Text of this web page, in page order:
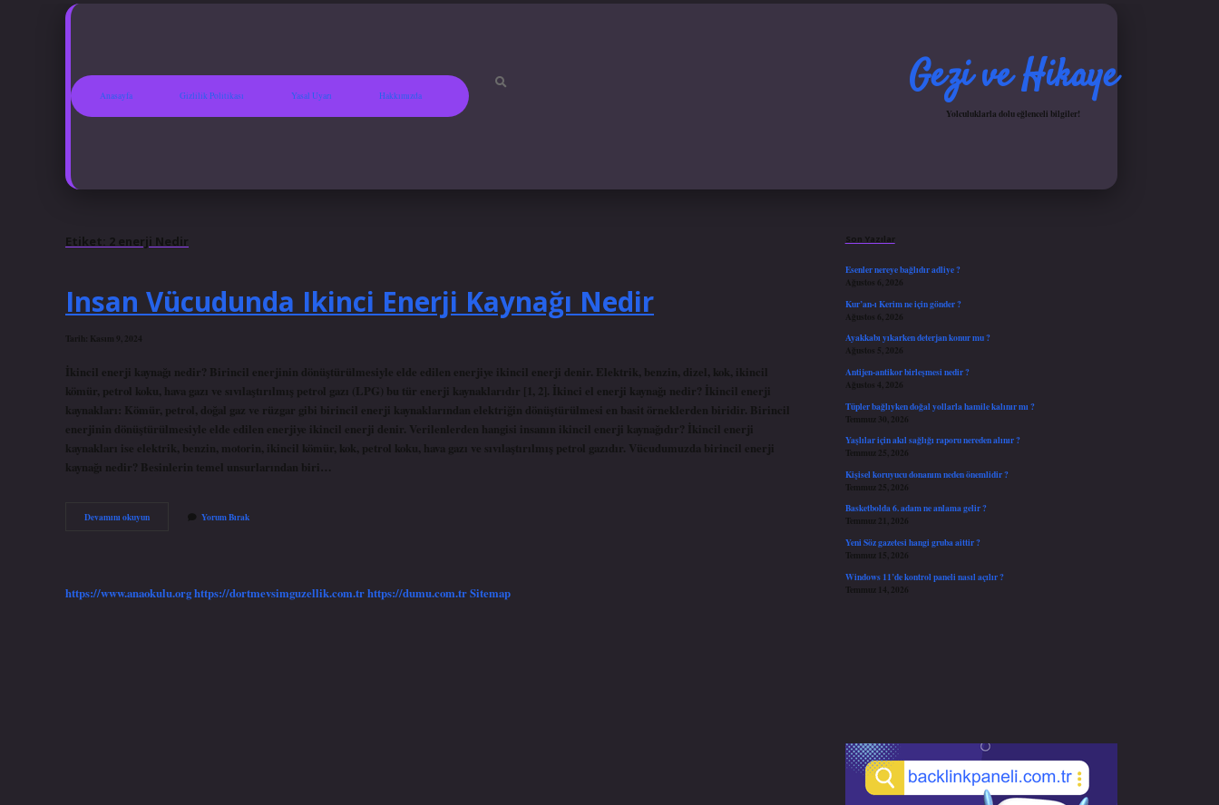
Anasayfa Gizlilik Politikası Yasal Uyarı Hakkımızda Gezi ve Hikaye
Yolculuklarla dolu eğlenceli bilgiler!
Etiket: 2 enerji Nedir
Insan Vücudunda Ikinci Enerji Kaynağı Nedir
Tarih: Kasım 9, 2024
İkincil enerji kaynağı nedir? Birincil enerjinin dönüştürülmesiyle elde edilen enerjiye ikincil enerji denir. Elektrik, benzin, dizel, kok, ikincil
kömür, petrol koku, hava gazı ve sıvılaştırılmış petrol gazı (LPG) bu tür enerji kaynaklarıdır [1, 2]. İkinci el enerji kaynağı nedir? İkincil enerji
kaynakları: Kömür, petrol, doğal gaz ve rüzgar gibi birincil enerji kaynaklarından elektriğin dönüştürülmesi en basit örneklerden biridir. Birincil
enerjinin dönüştürülmesiyle elde edilen enerjiye ikincil enerji denir. Verilenlerden hangisi insanın ikincil enerji kaynağıdır? İkincil enerji
kaynakları ise elektrik, benzin, motorin, ikincil kömür, kok, petrol koku, hava gazı ve sıvılaştırılmış petrol gazıdır. Vücudumuzda birincil enerji
kaynağı nedir? Besinlerin temel unsurlarından biri…
Devamını okuyunInsan
Yorum Bırak
https://www.anaokulu.orghttps://dortmevsimguzellik.com.trhttps://dumu.com.trSitemap
Son Yazılar
Esenler nereye bağlıdır adliye ?
Ağustos 6, 2026
Kur’an-ı Kerim ne için gönder ?
Ağustos 6, 2026
Ayakkabı yıkarken deterjan konur mu ?
Ağustos 5, 2026
Antijen-antikor birleşmesi nedir ?
Ağustos 4, 2026
Tüpler bağlıyken doğal yollarla hamile kalınır mı ?
Temmuz 30, 2026
Yaşlılar için akıl sağlığı raporu nereden alınır ?
Temmuz 25, 2026
Kişisel koruyucu donanım neden önemlidir ?
Temmuz 25, 2026
Basketbolda 6. adam ne anlama gelir ?
Temmuz 21, 2026
Yeni Söz gazetesi hangi gruba aittir ?
Temmuz 15, 2026
Windows 11’de kontrol paneli nasıl açılır ?
Temmuz 14, 2026